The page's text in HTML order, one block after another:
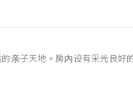
亲子天地。房内设有采光良好